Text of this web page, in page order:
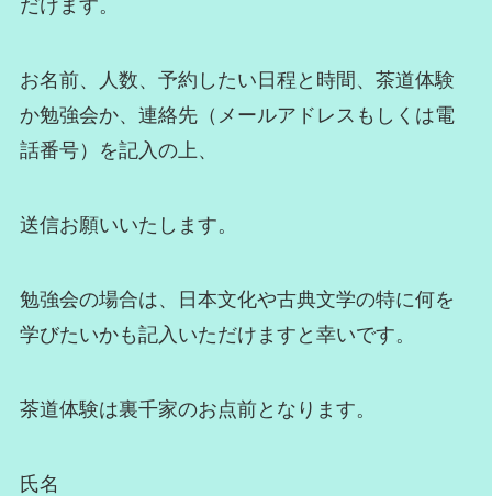
だけます。
お名前、人数、予約したい日程と時間、茶道体験
か勉強会か、連絡先（メールアドレスもしくは電
話番号）を記入の上、
送信お願いいたします。
勉強会の場合は、日本文化や古典文学の特に何を
学びたいかも記入いただけますと幸いです。
茶道体験は裏千家のお点前となります。
氏名